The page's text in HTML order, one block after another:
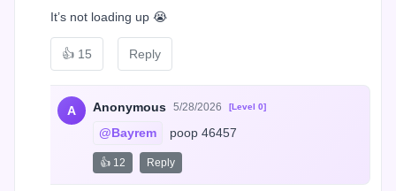
It’s not loading up 😭
👍 15 Reply
A Anonymous 5/28/2026 [Level 0]
@Bayrem poop 46457
👍 12 Reply